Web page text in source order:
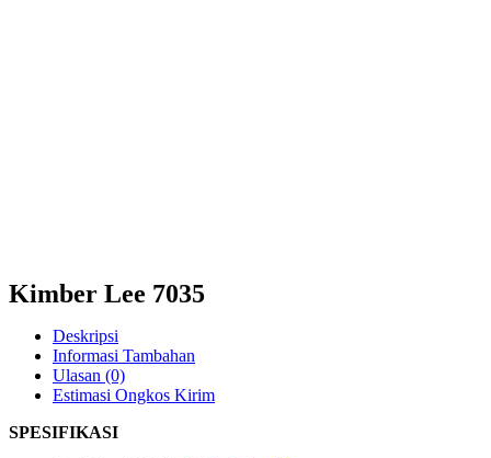
Kimber Lee 7035
Deskripsi
Informasi Tambahan
Ulasan (0)
Estimasi Ongkos Kirim
SPESIFIKASI